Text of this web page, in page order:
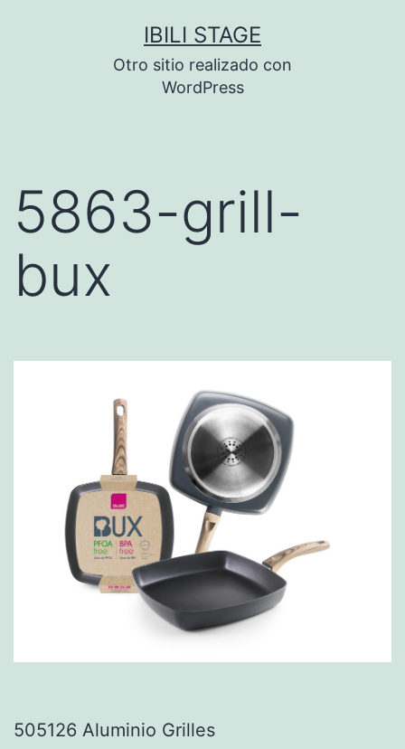
IBILI STAGE
Otro sitio realizado con
WordPress
5863-grill-
bux
505126 Aluminio Grilles